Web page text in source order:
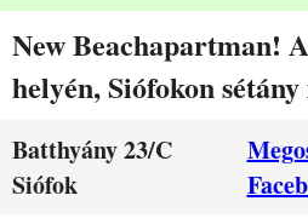
New Beachapartman!
helyén, Siófokon
Batthyány 23/C
Siófok